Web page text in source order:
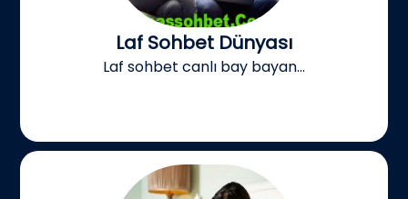
Laf Sohbet Dünyası
Laf sohbet canlı bay bayan...